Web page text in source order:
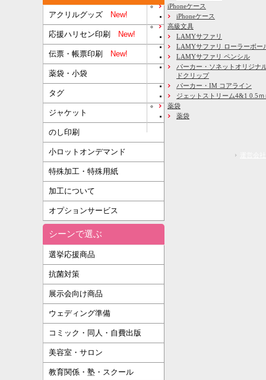
アクリルグッズ New!
応援ハリセン印刷 New!
伝票・帳票印刷 New!
薬袋・小袋
タグ
ジャケット
のし印刷
小ロットオンデマンド
特殊加工・特殊用紙
加工について
オプションサービス
シーンで選ぶ
選挙応援商品
抗菌対策
展示会向け商品
ウェディング準備
コミック・同人・自費出版
美容室・サロン
教育関係・塾・スクール
iPhoneケース
iPhoneケース
高級文具
LAMYサファリ
LAMYサファリ ローラーボー
LAMYサファリ ペンシル
パーカー・ソネットオリジナ
ドクリップ
パーカー・IM コアライン
ジェットストリーム4&1 0.5ｍ
薬袋
薬袋